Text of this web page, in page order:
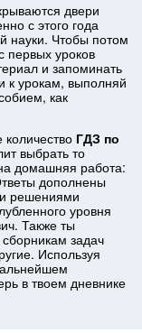
двери
с этого года
науки. Чтобы потом
первых уроков
и запоминать
к урокам, выполняй
как
ГДЗ по
выбрать то
домашняя работа:
дополнены
решениями
уровня
Также ты
задач
Используя
в твоем дневнике